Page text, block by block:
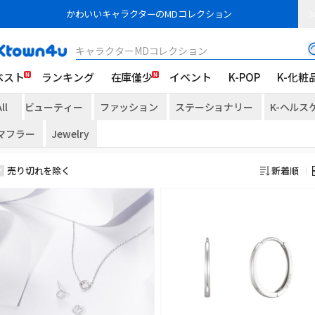
かわいいキャラクターのMDコレクション
キャラクターMDコレクション
スト ランキング 在庫僅少 イベント K-POP K-化粧
ビューティー ファッション ステーショナリー
K-ヘルス
フラー
Jewelry
売り切れを除く 新着順